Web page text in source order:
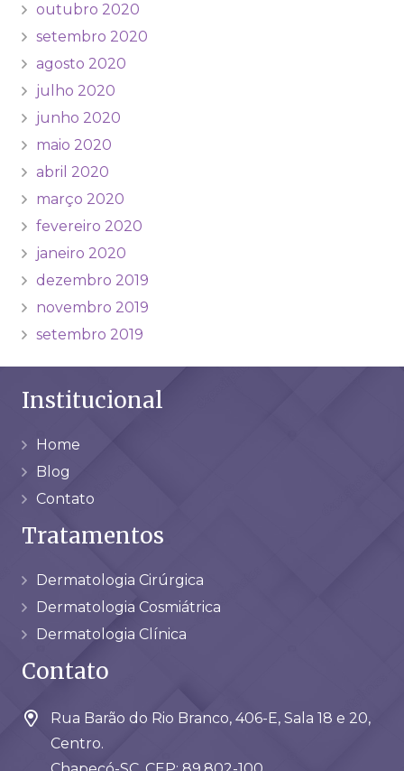
outubro 2020
setembro 2020
agosto 2020
julho 2020
junho 2020
maio 2020
abril 2020
março 2020
fevereiro 2020
janeiro 2020
dezembro 2019
novembro 2019
setembro 2019
Institucional
Home
Blog
Contato
Tratamentos
Dermatologia Cirúrgica
Dermatologia Cosmiátrica
Dermatologia Clínica
Contato
Rua Barão do Rio Branco, 406-E, Sala 18 e 20,
Centro.